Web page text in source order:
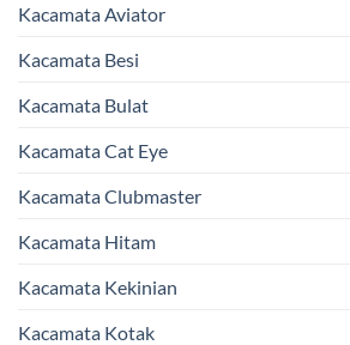
Kacamata Aviator
Kacamata Besi
Kacamata Bulat
Kacamata Cat Eye
Kacamata Clubmaster
Kacamata Hitam
Kacamata Kekinian
Kacamata Kotak